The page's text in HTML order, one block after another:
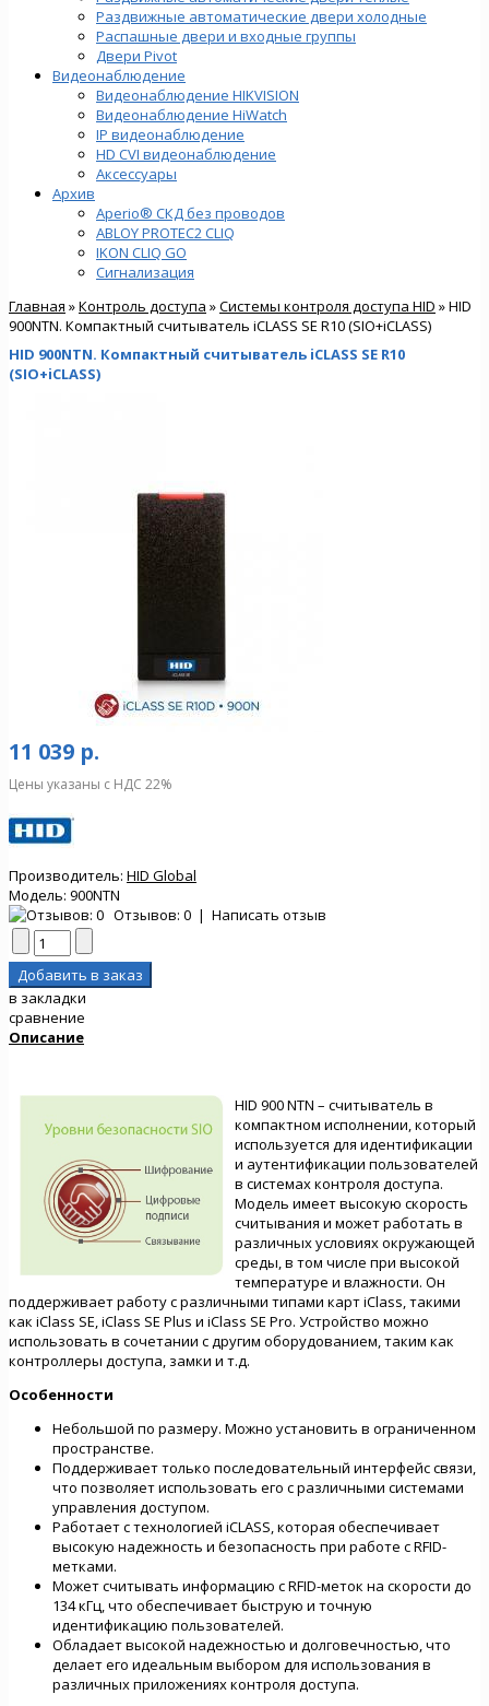
Раздвижные автоматические двери холодные
Распашные двери и входные группы
Двери Pivot
Видеонаблюдение
Видеонаблюдение HIKVISION
Видеонаблюдение HiWatch
IP видеонаблюдение
HD CVI видеонаблюдение
Аксессуары
Архив
Aperio® СКД без проводов
ABLOY PROTEC2 CLIQ
IKON CLIQ GO
Сигнализация
Главная »Контроль доступа »Системы контроля доступа HID » HID
900NTN. Компактный считыватель iCLASS SE R10 (SIO+iCLASS)
HID 900NTN. Компактный считыватель iCLASS SE R10
(SIO+iCLASS)
11 039 р.
Цены указаны с НДС 22%
Производитель: HID Global
Модель: 900NTN
Отзывов: 0 | Написать отзыв
в закладки
сравнение
Описание
HID 900 NTN – считыватель в
компактном исполнении, который
используется для идентификации
и аутентификации пользователей
в системах контроля доступа.
Модель имеет высокую скорость
считывания и может работать в
различных условиях окружающей
среды, в том числе при высокой
температуре и влажности. Он
поддерживает работу с различными типами карт iClass, такими
как iClass SE, iClass SE Plus и iClass SE Pro. Устройство можно
использовать в сочетании с другим оборудованием, таким как
контроллеры доступа, замки и т.д.
Особенности
Небольшой по размеру. Можно установить в ограниченном
пространстве.
Поддерживает только последовательный интерфейс связи,
что позволяет использовать его с различными системами
управления доступом.
Работает с технологией iCLASS, которая обеспечивает
высокую надежность и безопасность при работе с RFID-
метками.
Может считывать информацию с RFID-меток на скорости до
134 кГц, что обеспечивает быструю и точную
идентификацию пользователей.
Обладает высокой надежностью и долговечностью, что
делает его идеальным выбором для использования в
различных приложениях контроля доступа.